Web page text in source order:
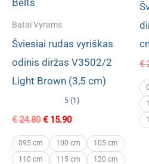
Batai Vyrams
Šviesiai rudas vyriškas
odinis diržas V3502/2
Light Brown (3,5 cm)
5 (1)
€24.80 Original
was:
€ 24.80.
€15.90Current
is:
€ 15.90.
095 cm 100 cm
105 cm
110 cm
115 cm
120 cm
€